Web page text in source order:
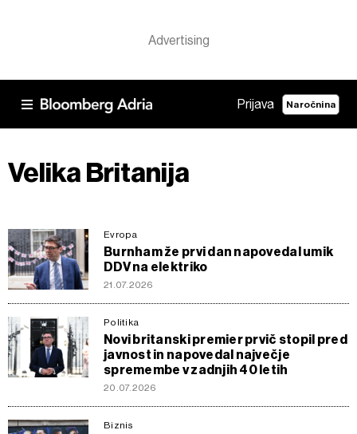
Prijava Naročnina
Velika Britanija
Evropa
Burnham že prvi dan napovedal umik
DDV na elektriko
21.07.2026
Politika
Novi britanski premier prvič stopil pred
javnost in napovedal največje
spremembe v zadnjih 40 letih
20.07.2026
Biznis